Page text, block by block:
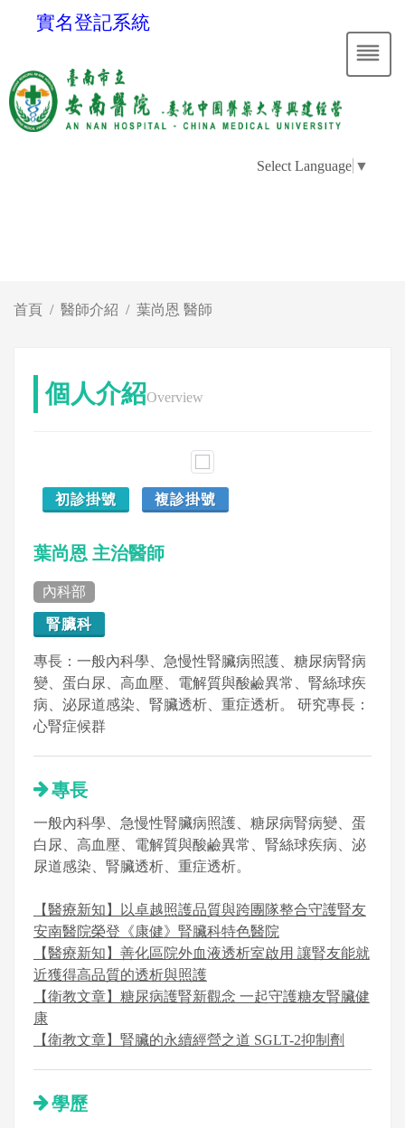
實名登記系統
Select Language ▼
首頁 醫師介紹 葉尚恩 醫師
個人介紹Overview
初診掛號 複診掛號
葉尚恩 主治醫師
內科部
腎臟科
專長：一般內科學、急慢性腎臟病照護、糖尿病腎病
變、蛋白尿、高血壓、電解質與酸鹼異常、腎絲球疾
病、泌尿道感染、腎臟透析、重症透析。 研究專長：
心腎症候群
專長
一般內科學、急慢性腎臟病照護、糖尿病腎病變、蛋
白尿、高血壓、電解質與酸鹼異常、腎絲球疾病、泌
尿道感染、腎臟透析、重症透析。
【醫療新知】以卓越照護品質與跨團隊整合守護腎友
安南醫院榮登《康健》腎臟科特色醫院
【醫療新知】善化區院外血液透析室啟用 讓腎友能就
近獲得高品質的透析與照護
【衛教文章】糖尿病護腎新觀念 一起守護糖友腎臟健
康
【衛教文章】腎臟的永續經營之道 SGLT-2抑制劑
學歷